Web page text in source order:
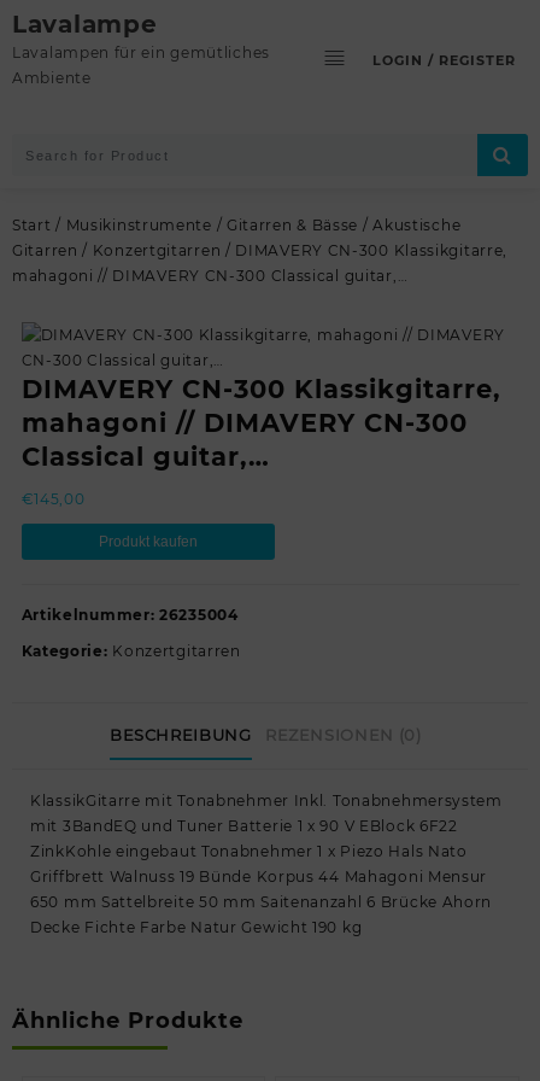
Skip
to
content
Lavalampe
Lavalampen für ein gemütliches
Ambiente
LOGIN / REGISTER
Start / Musikinstrumente / Gitarren & Bässe /Akustische
Gitarren / Konzertgitarren / DIMAVERY CN-300 Klassikgitarre,
mahagoni // DIMAVERY CN-300 Classical guitar,…
DIMAVERY CN-300 Klassikgitarre,
mahagoni // DIMAVERY CN-300
Classical guitar,…
€145,00
Produkt kaufen
Artikelnummer: 26235004
Kategorie: Konzertgitarren
BESCHREIBUNG REZENSIONEN (0)
KlassikGitarre mit Tonabnehmer Inkl. Tonabnehmersystem
mit 3BandEQ und Tuner Batterie 1 x 90 V EBlock 6F22
ZinkKohle eingebaut Tonabnehmer 1 x Piezo Hals Nato
Griffbrett Walnuss 19 Bünde Korpus 44 Mahagoni Mensur
650 mm Sattelbreite 50 mm Saitenanzahl 6 Brücke Ahorn
Decke Fichte Farbe Natur Gewicht 190 kg
Ähnliche Produkte